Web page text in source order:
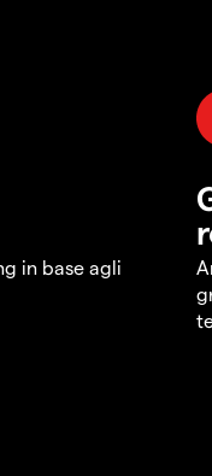
in base agli